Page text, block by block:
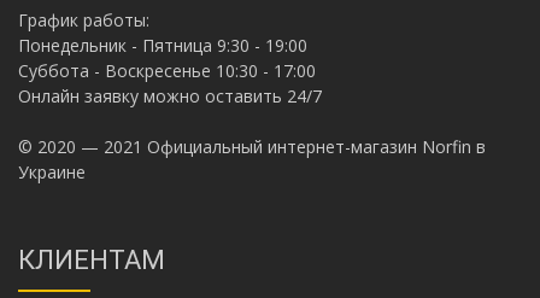
График работы:
Понедельник - Пятница 9:30 - 19:00
Суббота - Воскресенье 10:30 - 17:00
Онлайн заявку можно оставить 24/7
© 2020 — 2021 Официальный интернет-магазин Norfin в
Украине
КЛИЕНТАМ